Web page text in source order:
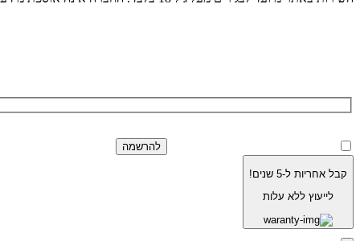
קבל אחריות ל-5 שנים!
לייעוץ ללא עלות